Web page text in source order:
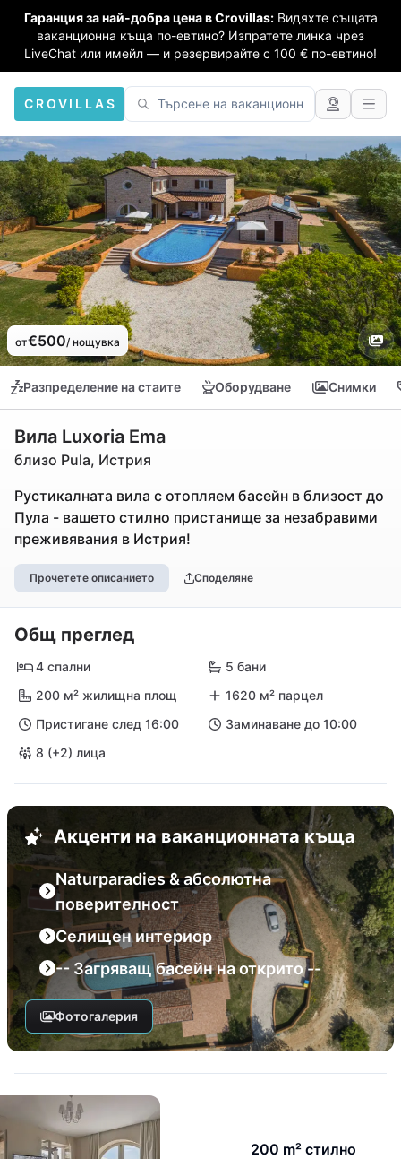
Гаранция за най-добра цена в Crovillas: Видяхте същата
ваканционна къща по-евтино? Изпратете линка чрез
LiveChat или имейл — и резервирайте с 100 € по-евтино!
CROVILLAS
от€500/ нощувка
Разпределение на стаите Оборудване Снимки
Вила Luxoria Ema
близо Pula, Истрия
Рустикалната вила с отопляем басейн в близост до
Пула - вашето стилно пристанище за незабравими
преживявания в Истрия!
Прочетете описанието Споделяне
Общ преглед
4 спални
5 бани
200 м² жилищна площ
1620 м² парцел
Пристигане след 16:00
Заминаване до 10:00
8 (+2) лица
Акценти на ваканционната къща
Naturparadies & абсолютна
поверителност
Селищен интериор
-- Загряващ басейн на открито --
Фотогалерия
200 m² стилно